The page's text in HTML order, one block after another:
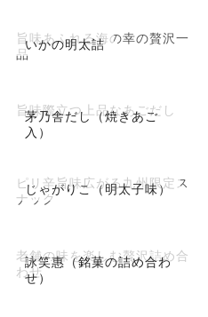
いかの明太詰
旨味あふれる海の幸の贅沢一
品
茅乃舎だし（焼きあご
入）
旨味際立つ上品なあごだし
じゃがりこ（明太子味）
ピリ辛旨味広がる九州限定ス
ナック
詠笑惠（銘菓の詰め合わ
せ）
老舗の味を楽しむ贅沢詰め合
わせ